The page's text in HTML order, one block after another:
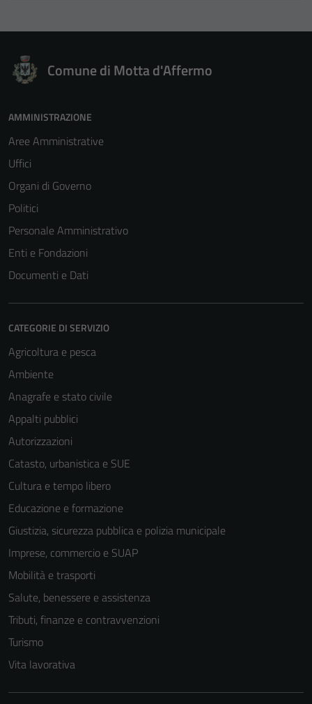
Comune di Motta d'Affermo
AMMINISTRAZIONE
Aree Amministrative
Uffici
Organi di Governo
Politici
Personale Amministrativo
Enti e Fondazioni
Documenti e Dati
CATEGORIE DI SERVIZIO
Agricoltura e pesca
Ambiente
Anagrafe e stato civile
Appalti pubblici
Autorizzazioni
Catasto, urbanistica e SUE
Cultura e tempo libero
Educazione e formazione
Giustizia, sicurezza pubblica e polizia municipale
Imprese, commercio e SUAP
Mobilità e trasporti
Salute, benessere e assistenza
Tributi, finanze e contravvenzioni
Turismo
Vita lavorativa